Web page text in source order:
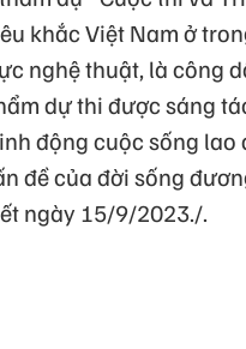
khắc Việt Nam ở
nghệ thuật, là công
dự thi được sáng
động cuộc sống
đề của đời sống
ngày 15/9/2023./.